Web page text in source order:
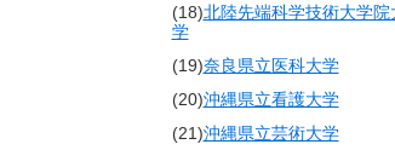
(18)北陸先端科学技術大学院
学
(19)奈良県立医科大学
(20)沖縄県立看護大学
(21)沖縄県立芸術大学